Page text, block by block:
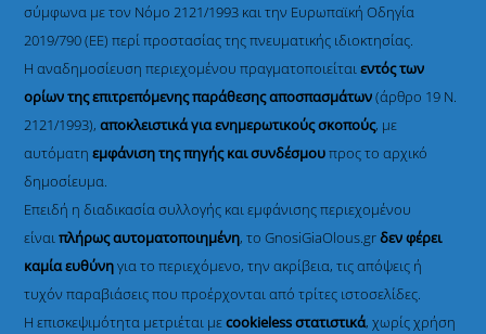
σύμφωνα με τον Νόμο 2121/1993 και την Ευρωπαϊκή Οδηγία
2019/790 (ΕΕ) περί προστασίας της πνευματικής ιδιοκτησίας.
Η αναδημοσίευση περιεχομένου πραγματοποιείταιεντός των
ορίων της επιτρεπόμενης παράθεσης αποσπασμάτων(άρθρο 19 Ν.
2121/1993), αποκλειστικά για ενημερωτικούς σκοπούς, με
αυτόματηεμφάνιση της πηγής και συνδέσμουπρος το αρχικό
δημοσίευμα.
Επειδή η διαδικασία συλλογής και εμφάνισης περιεχομένου
είναιπλήρως αυτοματοποιημένη, το GnosiGiaOlous.grδεν φέρει
καμία ευθύνηγια το περιεχόμενο, την ακρίβεια, τις απόψεις ή
τυχόν παραβιάσεις που προέρχονται από τρίτες ιστοσελίδες.
Η επισκεψιμότητα μετριέται μεcookieless στατιστικά, χωρίς χρήση